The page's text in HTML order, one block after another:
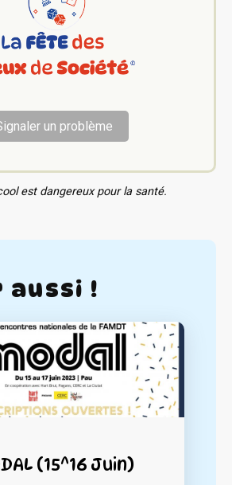
un problème
est dangereux pour la santé.
aussi !
(15^16 Juin)